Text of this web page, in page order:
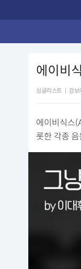
에이비
싱글리스트 강보
에이비식스
롯한 각종